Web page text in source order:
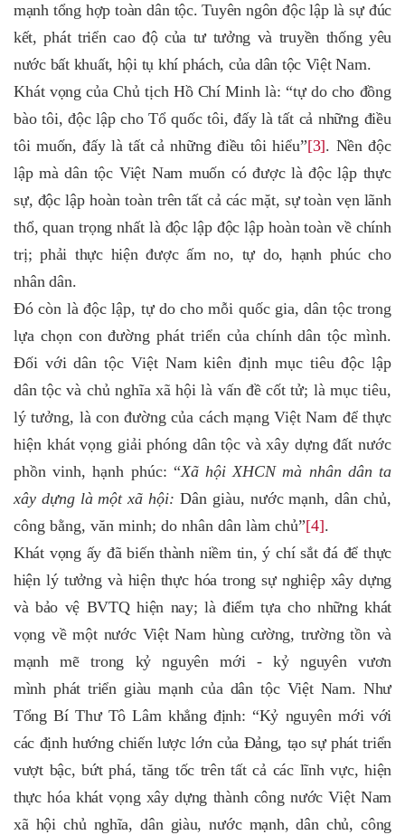
mạnh tổng hợp toàn dân tộc. Tuyên ngôn độc lập là sự đúc
kết, phát triển cao độ của tư tưởng và truyền thống yêu
nước bất khuất, hội tụ khí phách, của dân tộc Việt Nam.
Khát vọng của Chủ tịch Hồ Chí Minh là: “tự do cho đồng
bào tôi, độc lập cho Tổ quốc tôi, đấy là tất cả những điều
tôi muốn, đấy là tất cả những điều tôi hiểu”[3]. Nền độc
lập mà dân tộc Việt Nam muốn có được là độc lập thực
sự, độc lập hoàn toàn trên tất cả các mặt, sự toàn vẹn lãnh
thổ, quan trọng nhất là độc lập độc lập hoàn toàn về chính
trị; phải thực hiện được ấm no, tự do, hạnh phúc cho
nhân dân.
Đó còn là độc lập, tự do cho mỗi quốc gia, dân tộc trong
lựa chọn con đường phát triển của chính dân tộc mình.
Đối với dân tộc Việt Nam kiên định mục tiêu độc lập
dân tộc và chủ nghĩa xã hội là vấn đề cốt tử; là mục tiêu,
lý tưởng, là con đường của cách mạng Việt Nam để thực
hiện khát vọng giải phóng dân tộc và xây dựng đất nước
phồn vinh, hạnh phúc: “Xã hội XHCN mà nhân dân ta
xây dựng là một xã hội: Dân giàu, nước mạnh, dân chủ,
công bằng, văn minh; do nhân dân làm chủ”[4].
Khát vọng ấy đã biến thành niềm tin, ý chí sắt đá để thực
hiện lý tưởng và hiện thực hóa trong sự nghiệp xây dựng
và bảo vệ BVTQ hiện nay; là điểm tựa cho những khát
vọng về một nước Việt Nam hùng cường, trường tồn và
mạnh mẽ trong kỷ nguyên mới - kỷ nguyên vươn
mình phát triển giàu mạnh của dân tộc Việt Nam. Như
Tổng Bí Thư Tô Lâm khẳng định: “Kỷ nguyên mới với
các định hướng chiến lược lớn của Đảng, tạo sự phát triển
vượt bậc, bứt phá, tăng tốc trên tất cả các lĩnh vực, hiện
thực hóa khát vọng xây dựng thành công nước Việt Nam
xã hội chủ nghĩa, dân giàu, nước mạnh, dân chủ, công